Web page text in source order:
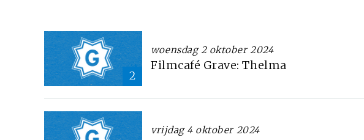
2
woensdag 2 oktober 2024
Filmcafé Grave: Thelma
vrijdag 4 oktober 2024